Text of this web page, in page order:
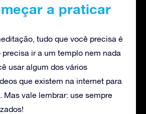
a praticar
tudo que você precisa é
ir a um templo nem nada
usar algum dos vários
que existem na internet para
Mas vale lembrar: use sempre